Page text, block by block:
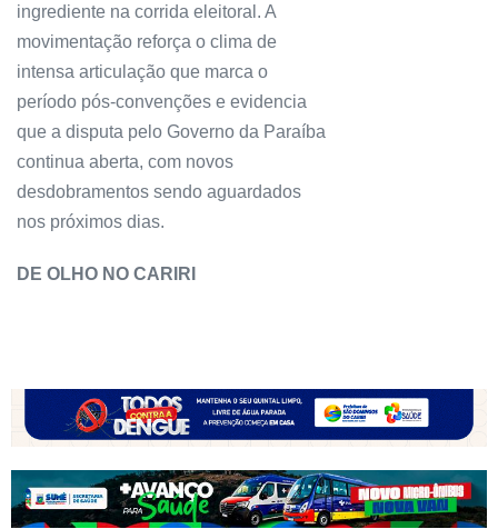
ingrediente na corrida eleitoral. A
movimentação reforça o clima de
intensa articulação que marca o
período pós-convenções e evidencia
que a disputa pelo Governo da Paraíba
continua aberta, com novos
desdobramentos sendo aguardados
nos próximos dias.
DE OLHO NO CARIRI